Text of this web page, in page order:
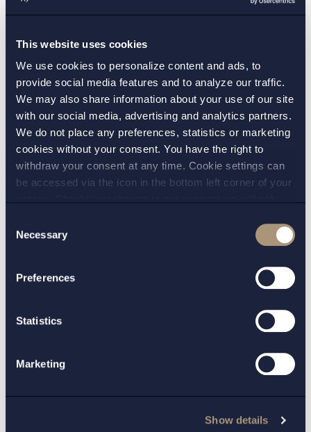
This website uses cookies
We use cookies to personalize content and ads, to
provide social media features and to analyze our traffic.
We may also share information about your use of our site
with our social media, advertising and analytics partners.
We do not place any preferences, statistics or marketing
cookies without your consent. You have the right to
withdraw your consent at any time. Cookie settings can
be accessed via the icon in the bottom left corner of your
andprivacy policy
for more details on cookies and our
Selection
Necessary
Preferences
Statistics
Marketing
Show details
med eventuellt övertagande av personal.
HR-system. Se över och uppdatera
lönesystem och andra HR-system gällande
till exempel anställningsformer och
tidsfrister för tidsbegränsade anställningar.
Innehållet är en allmän redogörelse av
informativ karaktär och är inte juridisk
rådgivning att lägga till grund för bedömning i
ett enskilt ärende.
KONTAKT: